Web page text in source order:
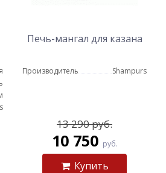
Печь-мангал для казана
Производитель Shampurs
13 290 руб.
10 750 руб.
Купить